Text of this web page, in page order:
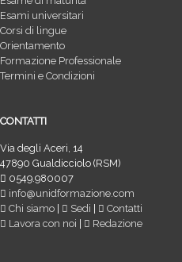
Esami universitari
Corsi di lingue
Orientamento
Formazione Professionale
Termini e Condizioni
CONTATTI
Via degli Aceri, 14
47890 Gualdicciolo (RSM)
0549.980007
info@unidformazione.com
Chi siamo
Sedi
Contatti
Lavora con noi
Redazione